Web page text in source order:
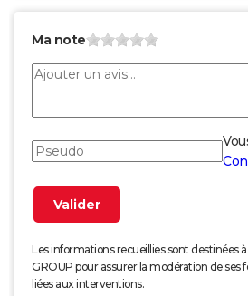
Ma note
Les informations recueillies sont destinées
GROUP pour assurer la modération de ses
liées aux interventions.